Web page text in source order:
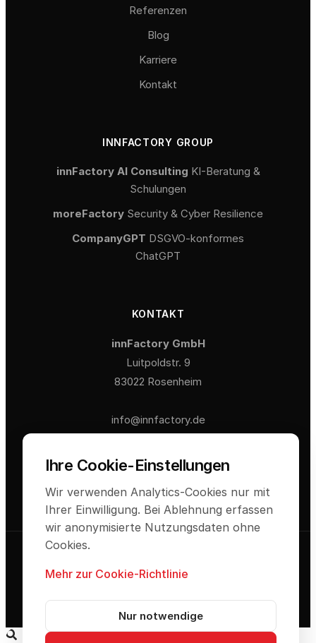
Ihre Cookie-Einstellungen
Wir verwenden Analytics-Cookies nur mit
Ihrer Einwilligung. Bei Ablehnung erfassen
wir anonymisierte Nutzungsdaten ohne
Cookies.
Mehr zur Cookie-Richtlinie
Nur notwendige
Referenzen
Blog
Karriere
Kontakt
INNFACTORY GROUP
innFactory AI Consulting KI-Beratung &
Schulungen
moreFactory Security & Cyber Resilience
CompanyGPT DSGVO-konformes
ChatGPT
KONTAKT
innFactory GmbH
Luitpoldstr. 9
83022 Rosenheim
info@innfactory.de
vorbehalten.
AGB